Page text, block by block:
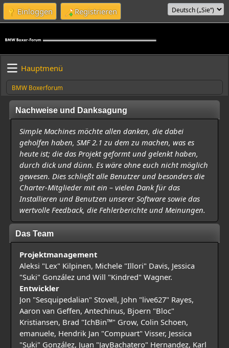
Einloggen Registrieren
Hauptmenü
BMW Boxerforum
Nachweise und Danksagung
Simple Machines möchte allen danken, die dabei
geholfen haben, SMF 2.1 zu dem zu machen, was es
heute ist; die das Projekt geformt und gelenkt haben,
durch dick und dünn. Es wäre ohne euch nicht möglich
gewesen. Dies schließt alle Benutzer und besonders die
Charter-Mitglieder mit ein – vielen Dank für das
Installieren und Benutzen unserer Software sowie das
wertvolle Feedback, die Fehlerberichte und Meinungen.
Das Team
Projektmanagement
Aleksi "Lex" Kilpinen, Michele "Illori" Davis, Jessica
"Suki" González und Will "Kindred" Wagner.
Entwickler
Jon "Sesquipedalian" Stovell, John "live627" Rayes,
Aaron van Geffen, Antechinus, Bjoern "Bloc"
Kristiansen, Brad "IchBin™" Grow, Colin Schoen,
emanuele, Hendrik Jan "Compuart" Visser, Jessica
"Suki" González, Juan "JayBachatero" Hernandez, Karl